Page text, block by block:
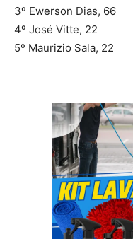
3º Ewerson Dias, 66
4º José Vitte, 22
5º Maurizio Sala, 22